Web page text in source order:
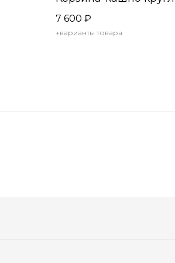
7 600 ₽
+варианты товара